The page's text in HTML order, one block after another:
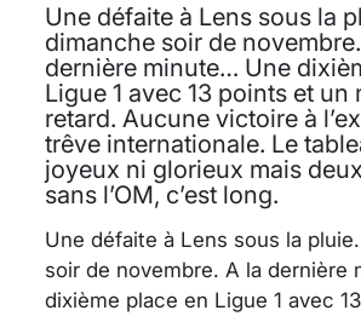
Une défaite à Lens sous la
dimanche soir de
dernière minute… Une
Ligue 1 avec 13 points et un
retard. Aucune victoire à
trêve internationale. Le
joyeux ni glorieux mais
sans l’OM, c’est long.
Une défaite à Lens sous la
soir de novembre. A la dernière
dixième place en Ligue 1 avec